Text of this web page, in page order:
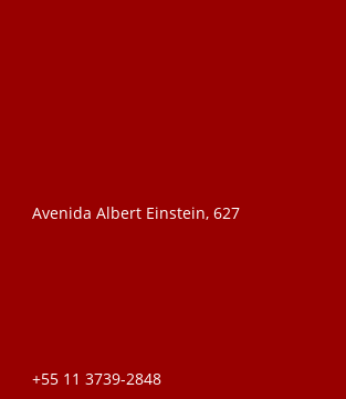
Avenida Albert Einstein, 627
+55 11 3739-2848